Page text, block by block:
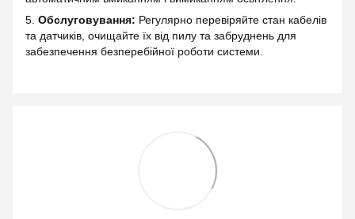
5. Обслуговування: Регулярно перевіряйте стан кабелів
та датчиків, очищайте їх від пилу та забруднень для
забезпечення безперебійної роботи системи.